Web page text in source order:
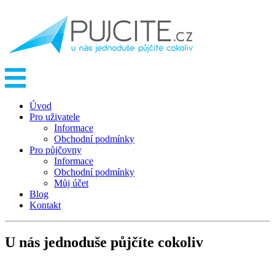
Úvod
Pro uživatele
Informace
Obchodní podmínky
Pro půjčovny
Informace
Obchodní podmínky
Můj účet
Blog
Kontakt
U nás jednoduše půjčíte cokoliv